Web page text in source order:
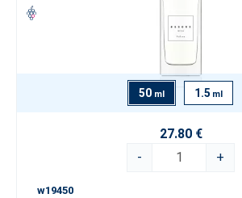
50 ml 1.5 ml
27.80 €
-
+
w19450